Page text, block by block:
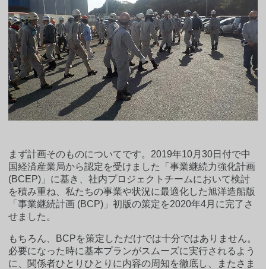
まず計画そのものについてです。2019年10月30日付で中
国経済産業局から認定を受けました「事業継続力強化計画
(BCEP)」に基き、社内プロジェクトチームにおいて検討
を積み重ね、私たちの事業や状況に最適化した旭洋造船版
「事業継続計画 (BCP)」初版の策定を2020年4月に完了さ
せました。
もちろん、BCPを策定しただけでは十分ではありません。
必要になった時に基本プランがスムーズに実行されるよう
に、関係者ひとりひとりに内容の周知を徹底し、またさま